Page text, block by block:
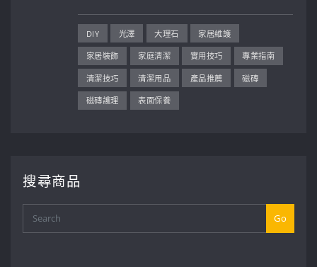
DIY 光澤 大理石 家居維護
家居裝飾 家庭清潔 實用技巧 專業指南
清潔技巧 清潔用品 產品推薦 磁磚
磁磚護理 表面保養
搜尋商品
Go